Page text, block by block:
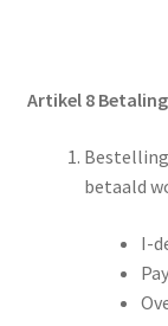
Artikel 8
betaald
I-